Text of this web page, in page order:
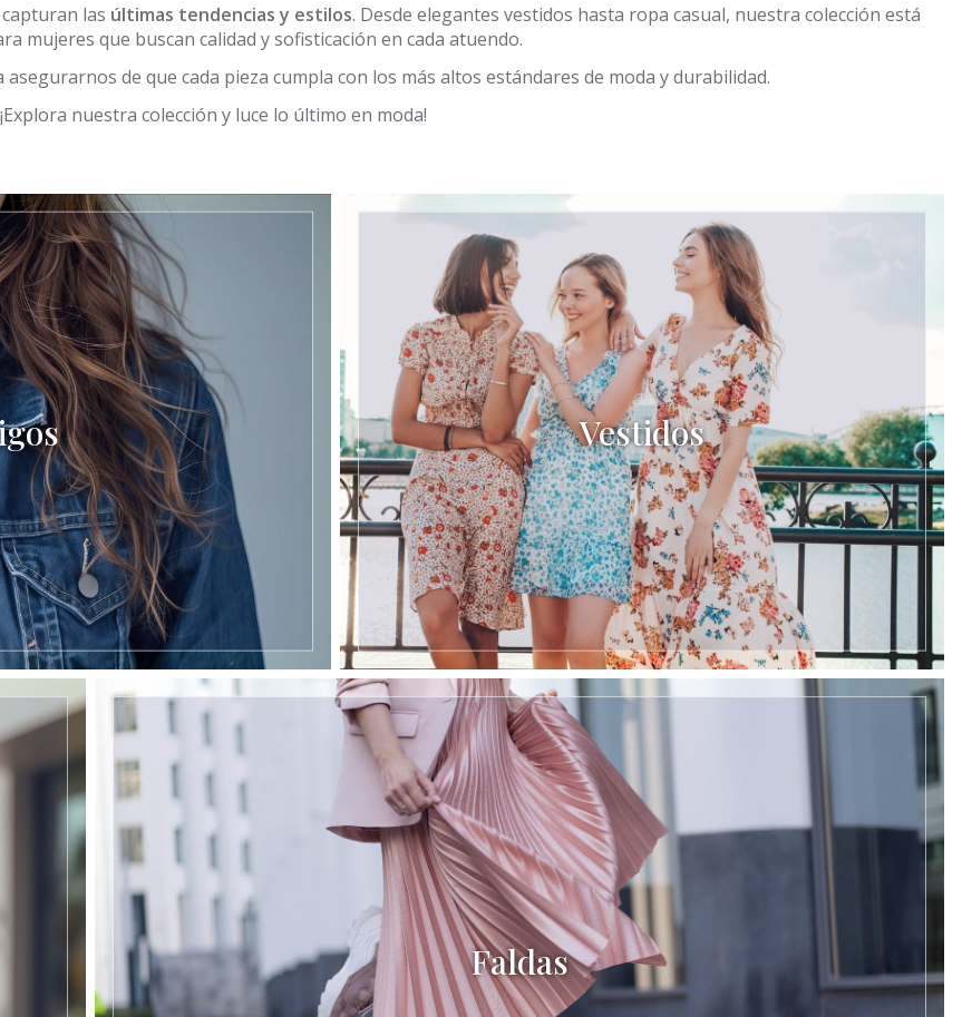
las últimas tendencias y estilos. Desde elegantes vestidos hasta ropa casual, nuestra colección está
mujeres que buscan calidad y sofisticación en cada atuendo.
asegurarnos de que cada pieza cumpla con los más altos estándares de moda y durabilidad.
¡Explora nuestra colección y luce lo último en moda!
Vestidos
Faldas